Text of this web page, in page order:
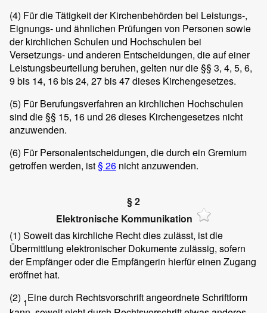
(4) Für die Tätigkeit der Kirchenbehörden bei Leistungs-,
Eignungs- und ähnlichen Prüfungen von Personen sowie
der kirchlichen Schulen und Hochschulen bei
Versetzungs- und anderen Entscheidungen, die auf einer
Leistungsbeurteilung beruhen, gelten nur die §§ 3, 4, 5, 6,
9 bis 14, 16 bis 24, 27 bis 47 dieses Kirchengesetzes.
(5) Für Berufungsverfahren an kirchlichen Hochschulen
sind die §§ 15, 16 und 26 dieses Kirchengesetzes nicht
anzuwenden.
(6) Für Personalentscheidungen, die durch ein Gremium
getroffen werden, ist§ 26 nicht anzuwenden.
§ 2
Elektronische Kommunikation
(1) Soweit das kirchliche Recht dies zulässt, ist die
Übermittlung elektronischer Dokumente zulässig, sofern
der Empfänger oder die Empfängerin hierfür einen Zugang
eröffnet hat.
(2) 1Eine durch Rechtsvorschrift angeordnete Schriftform